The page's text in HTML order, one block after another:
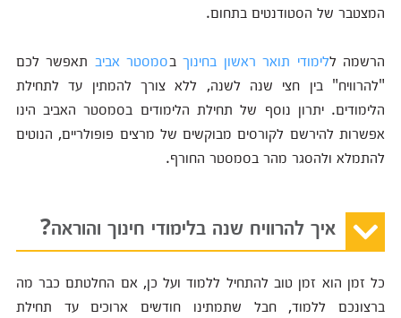
המצטבר של הסטודנטים בתחום.
הרשמה ללימודי תואר ראשון בחינוךבסמסטר אביב תאפשר לכם
"להרוויח" בין חצי שנה לשנה, ללא צורך להמתין עד לתחילת
הלימודים. יתרון נוסף של תחילת הלימודים בסמסטר האביב הינו
אפשרות להירשם לקורסים מבוקשים של מרצים פופולריים, הנוטים
להתמלא ולהסגר מהר בסמסטר החורף.
איך להרוויח שנה בלימודי חינוך והוראה?
כל זמן הוא זמן טוב להתחיל ללמוד ועל כן, אם החלטתם כבר מה
ברצונכם ללמוד, חבל שתמתינו חודשים ארוכים עד תחילת